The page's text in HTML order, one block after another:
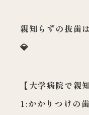
親知らずの抜歯
💎
【大学病院で親
1:かかりつけの